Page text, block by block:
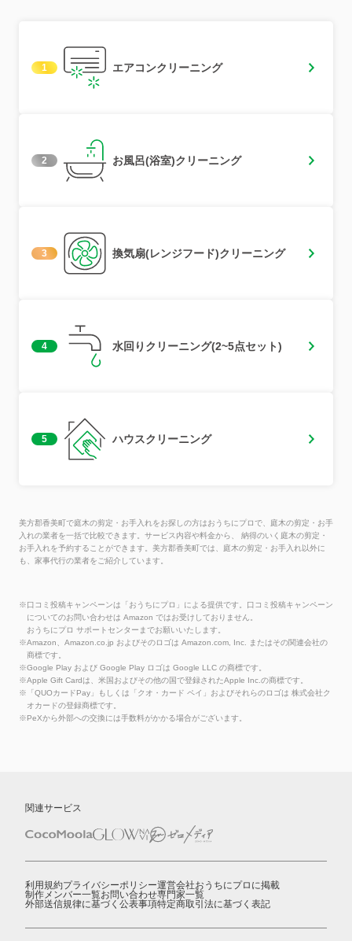
1 エアコンクリーニング
2 お風呂(浴室)クリーニング
3 換気扇(レンジフード)クリーニング
4 水回りクリーニング(2~5点セット)
5 ハウスクリーニング
美方郡香美町で庭木の剪定・お手入れをお探しの方はおうちにプロで、庭木の剪定・お手
入れの業者を一括で比較できます。サービス内容や料金から、 納得のいく庭木の剪定・
お手入れを予約することができます。美方郡香美町では、庭木の剪定・お手入れ以外に
も、家事代行の業者をご紹介しています。
※口コミ投稿キャンペーンは「おうちにプロ」による提供です。口コミ投稿キャンペーン
についてのお問い合わせは Amazon ではお受けしておりません。
おうちにプロ サポートセンターまでお願いいたします。
※Amazon、Amazon.co.jp およびそのロゴは Amazon.com, Inc. またはその関連会社の
商標です。
※Google Play および Google Play ロゴは Google LLC の商標です。
※Apple Gift Cardは、米国およびその他の国で登録されたApple Inc.の商標です。
※「QUOカードPay」もしくは「クオ・カード ペイ」およびそれらのロゴは 株式会社ク
オカードの登録商標です。
※PeXから外部への交換には手数料がかかる場合がございます。
関連サービス
利用規約プライバシーポリシー運営会社おうちにプロに掲載
制作メンバー一覧お問い合わせ専門家一覧
外部送信規律に基づく公表事項特定商取引法に基づく表記